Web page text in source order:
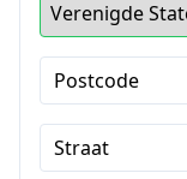
Postcode
Straat